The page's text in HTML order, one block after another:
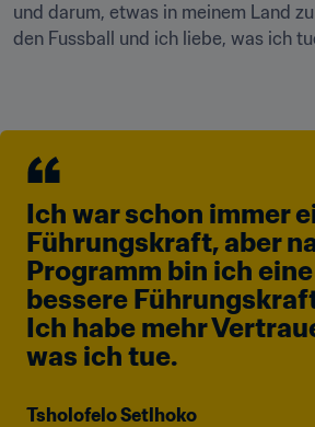
und darum, etwas in meinem Land
den Fussball und ich liebe, was ich
Ich war schon immer
Führungskraft, aber
Programm bin ich
bessere
Ich habe mehr
was ich tue.
Tsholofelo Setlhoko